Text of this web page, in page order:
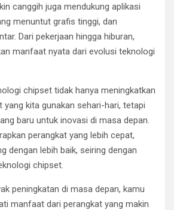
canggih juga mendukung aplikasi
menuntut grafis tinggi, dan
Dari pekerjaan hingga hiburan,
manfaat nyata dari evolusi teknologi
chipset tidak hanya meningkatkan
kita gunakan sehari-hari, tetapi
baru untuk inovasi di masa depan.
perangkat yang lebih cepat,
dengan lebih baik, seiring dengan
chipset.
peningkatan di masa depan, kamu
manfaat dari perangkat yang makin